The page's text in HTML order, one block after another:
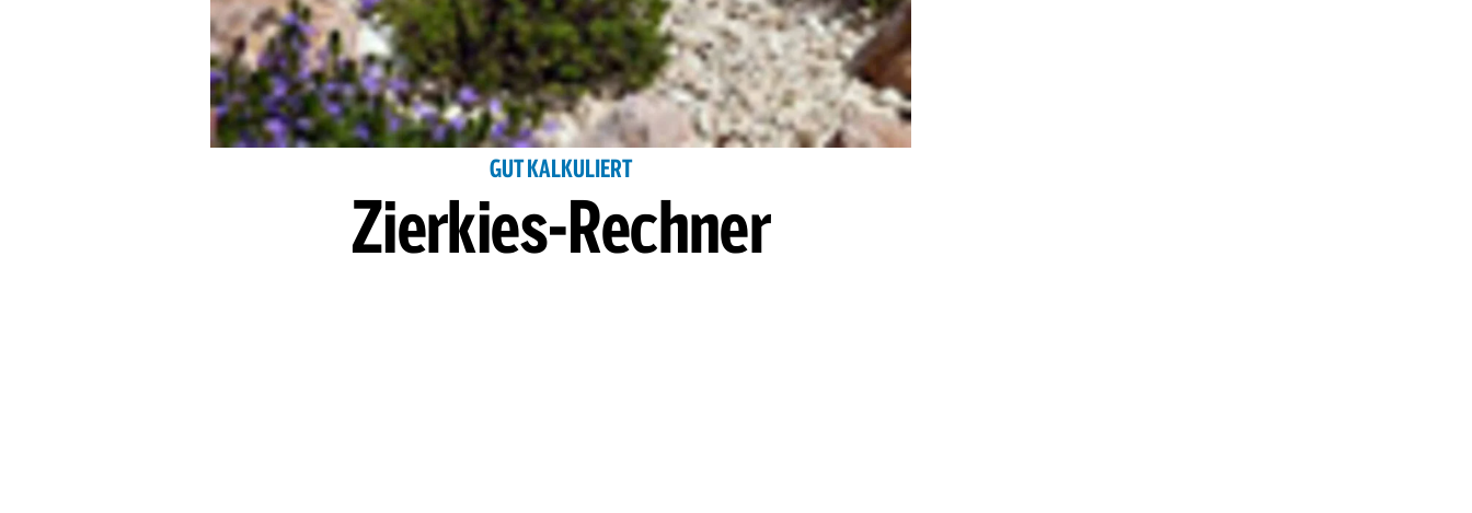
GUT KALKULIERT
Zierkies-Rechner